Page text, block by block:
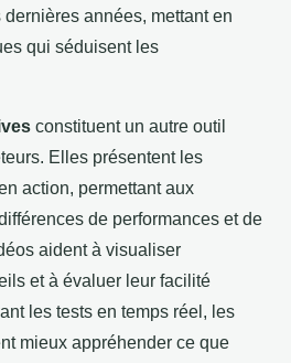
années, mettant en
qui séduisent les
constituent un autre outil
Elles présentent les
action, permettant aux
de performances et de
aident à visualiser
et à évaluer leur facilité
les tests en temps réel, les
mieux appréhender ce que